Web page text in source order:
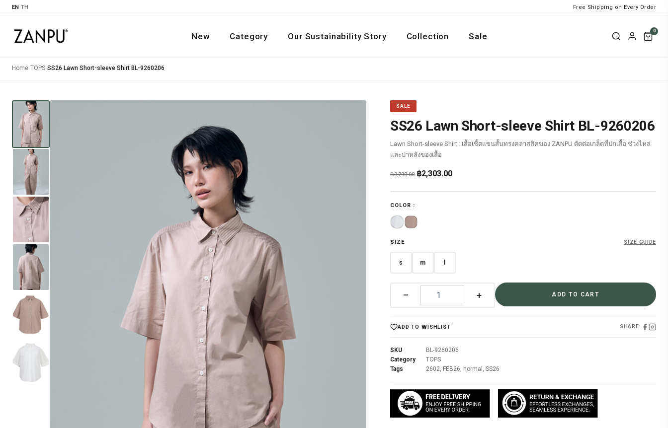
EN TH Free Shipping on Every Order
New Category Our Sustainability Story Collection Sale
0
Home TOPS SS26 Lawn Short-sleeve Shirt BL-9260206
SALE
SS26 Lawn Short-sleeve Shirt BL-9260206
Lawn Short-sleeve Shirt : เสื้อเชิ้ตแขนสั้นทรงคลาสสิคของ ZANPU ตัดต่อเกล็ดที่ปกเสื้อ ช่วงไหล่
และบ่าหลังของเสื้อ
฿3,290.00 Original
฿2,303.00Current
COLOR :
SIZE SIZE GUIDE
s m
– + ADD TO CART
ADD TO WISHLIST SHARE:
SKU
BL-9260206
Category
TOPS
Tags
2602, FEB26, normal , SS26